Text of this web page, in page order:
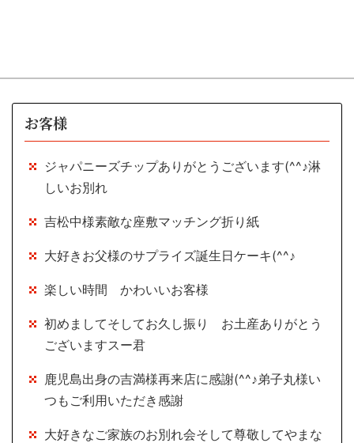
お客様
ジャパニーズチップありがとうございます(^^♪淋
しいお別れ
吉松中様素敵な座敷マッチング折り紙
大好きお父様のサプライズ誕生日ケーキ(^^♪
楽しい時間 かわいいお客様
初めましてそしてお久し振り お土産ありがとう
ございますスー君
鹿児島出身の吉満様再来店に感謝(^^♪弟子丸様い
つもご利用いただき感謝
大好きなご家族のお別れ会そして尊敬してやまな